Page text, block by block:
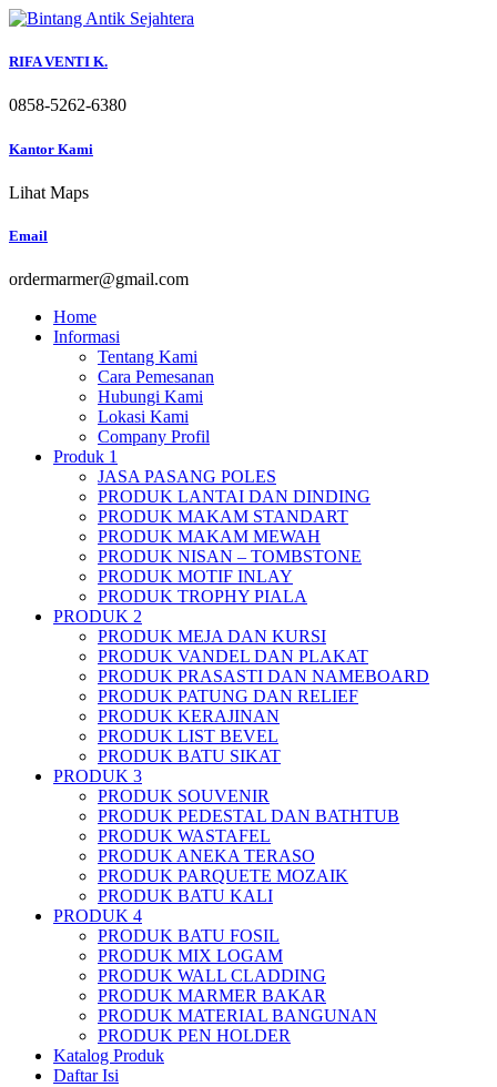
Skip
content
RIFA VENTI K.
0858-5262-6380
Kantor Kami
Lihat Maps
Email
ordermarmer@gmail.com
Home
Informasi
Tentang Kami
Cara Pemesanan
Hubungi Kami
Lokasi Kami
Company Profil
Produk 1
JASA PASANG POLES
PRODUK LANTAI DAN DINDING
PRODUK MAKAM STANDART
PRODUK MAKAM MEWAH
PRODUK NISAN – TOMBSTONE
PRODUK MOTIF INLAY
PRODUK TROPHY PIALA
PRODUK 2
PRODUK MEJA DAN KURSI
PRODUK VANDEL DAN PLAKAT
PRODUK PRASASTI DAN NAMEBOARD
PRODUK PATUNG DAN RELIEF
PRODUK KERAJINAN
PRODUK LIST BEVEL
PRODUK BATU SIKAT
PRODUK 3
PRODUK SOUVENIR
PRODUK PEDESTAL DAN BATHTUB
PRODUK WASTAFEL
PRODUK ANEKA TERASO
PRODUK PARQUETE MOZAIK
PRODUK BATU KALI
PRODUK 4
PRODUK BATU FOSIL
PRODUK MIX LOGAM
PRODUK WALL CLADDING
PRODUK MARMER BAKAR
PRODUK MATERIAL BANGUNAN
PRODUK PEN HOLDER
Katalog Produk
Daftar Isi